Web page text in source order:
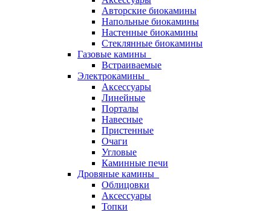
Авторские биокамины
Напольные биокамины
Настенные биокамины
Стеклянные биокамины
Газовые камины
Встраиваемые
Электрокамины
Аксессуары
Линейные
Порталы
Навесные
Пристенные
Очаги
Угловые
Каминные печи
Дровяные камины
Облицовки
Аксессуары
Топки